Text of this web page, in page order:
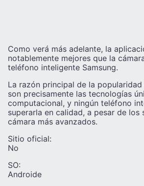
Como verá más adelante, la
notablemente mejores que la
teléfono inteligente Samsung.
La razón principal de la
son precisamente las tecnologías
computacional, y ningún teléfono
superarla en calidad, a pesar de los
cámara más avanzados.
Sitio oficial:
No
SO:
Androide